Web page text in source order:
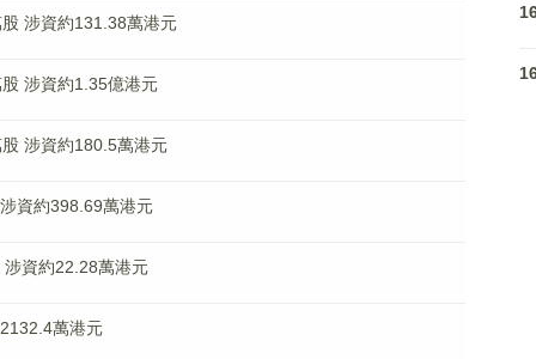
涉資約131.38萬港元
涉資約1.35億港元
涉資約180.5萬港元
資約398.69萬港元
資約22.28萬港元
萬港元